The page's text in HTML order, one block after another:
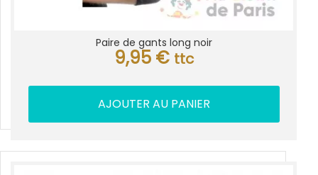
Paire de gants long noir
9,95 € ttc
AJOUTER AU PANIER